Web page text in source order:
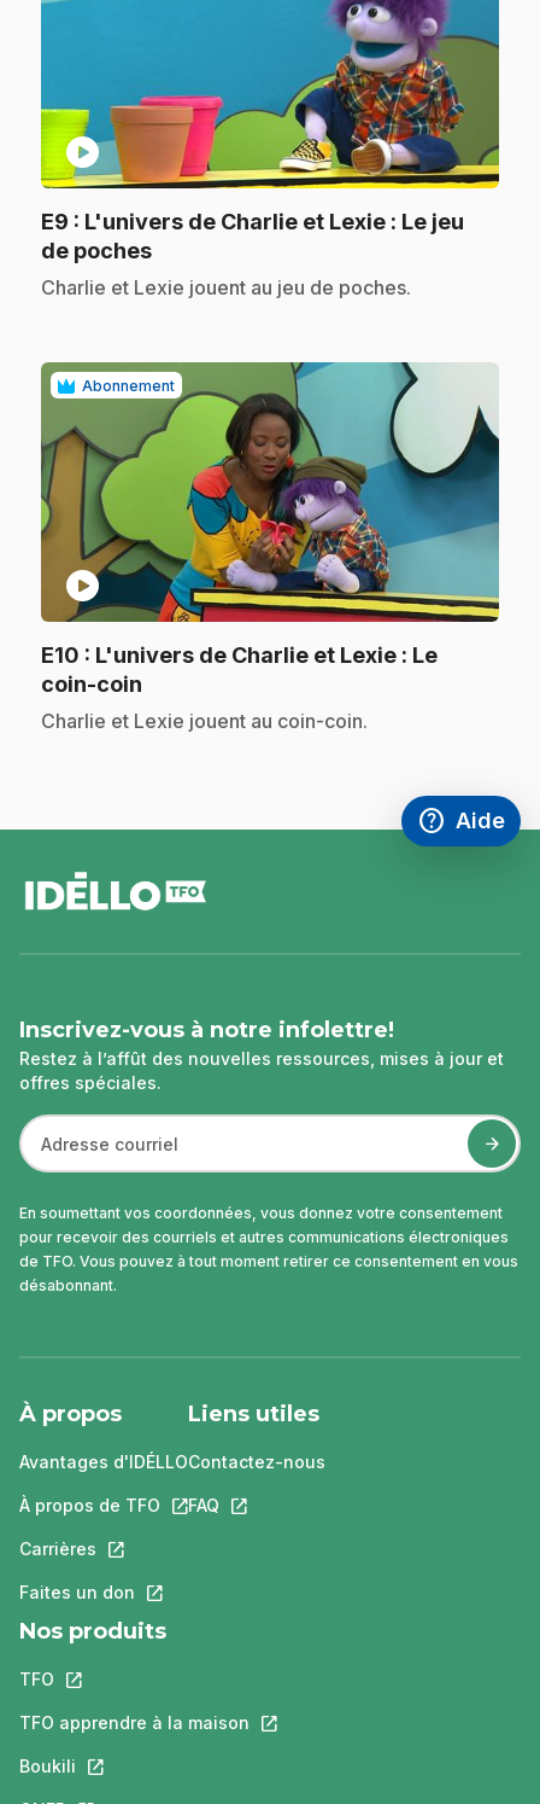
play_circle
E9 : L'univers de Charlie et Lexie : Le jeu
de poches.
.Charlie et Lexie jouent au jeu de poches.
Abonnement
play_circle
E10 : L'univers de Charlie et Lexie : Le
coin-coin
.Charlie et Lexie jouent au coin-coin.
help
Accéder à
Aide
,Ce lien
de
page
Inscrivez-vous à notre infolettre!
Restez à l’affût des nouvelles ressources, mises à jour et
offres spéciales.
En soumettant vos coordonnées, vous donnez votre consentement
pour recevoir des courriels et autres communications électroniques
de TFO. Vous pouvez à tout moment retirer ce consentement en vous
désabonnant.
À propos
Avantages d'IDÉLLO
À propos de TFO Ce lien s'ouvrira dans un nouvel onglet.
Carrières Ce lien s'ouvrira dans un nouvel onglet.
Faites un don Ce lien s'ouvrira dans un nouvel onglet.
Liens utiles
Contactez-nous
FAQ Ce lien s'ouvrira dans un nouvel
Nos produits
TFO Ce lien s'ouvrira dans un nouvel onglet.
TFO apprendre à la maison Ce lien s'ouvrira dans un nouvel
Boukili Ce lien s'ouvrira dans un nouvel onglet.